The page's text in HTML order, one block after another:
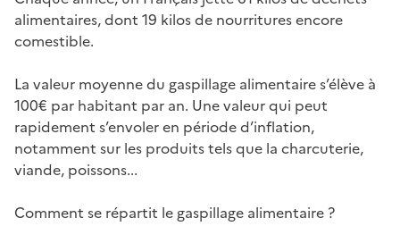
alimentaires, dont 19 kilos de nourritures encore
comestible.
La valeur moyenne du gaspillage alimentaire s’élève à
100€ par habitant par an. Une valeur qui peut
rapidement s’envoler en période d’inflation,
notamment sur les produits tels que la charcuterie,
viande, poissons...
Comment se répartit le gaspillage alimentaire ?